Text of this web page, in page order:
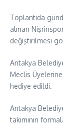
Toplantıda
alınan
değiştirilmesi
Antakya
Meclis
hediye edildi.
Antakya
takımının